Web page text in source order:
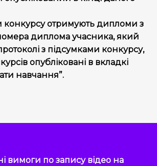
конкурсу отримують дипломи з
диплома учасника, який
з підсумками конкурсу,
опубліковані в вкладкі
навчання”.
вимоги по запису відео на